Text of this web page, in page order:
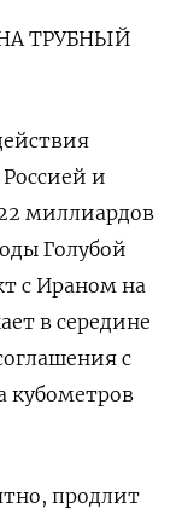
ТРУБНЫЙ
и
миллиардов
Голубой
с Ираном на
в середине
с
кубометров
продлит